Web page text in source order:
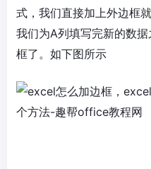
式，我们直接加上外边框
我们为A列填写完新的数
框了。如下图所示